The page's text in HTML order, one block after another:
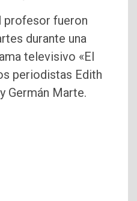
profesor fueron
durante una
televisivo «El
periodistas Edith
Germán Marte.